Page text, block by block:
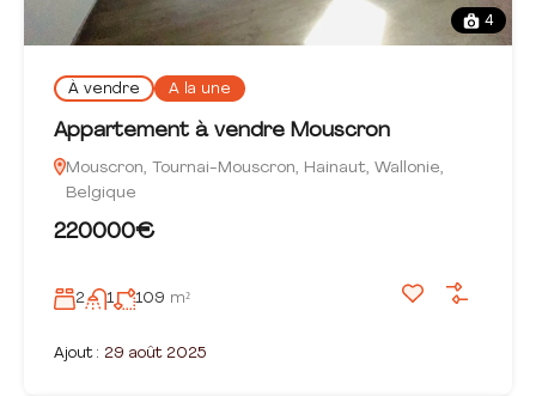
4
À vendre A la une
Appartement à vendre Mouscron
Mouscron, Tournai-Mouscron, Hainaut, Wallonie,
Belgique
220000€
2 1 109 m²
Ajout : 29 août 2025